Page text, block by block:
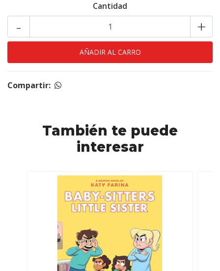
Cantidad
+
-
Compartir:
También te puede
interesar